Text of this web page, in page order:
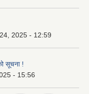
2025 - 12:59
सूचना !
- 15:56